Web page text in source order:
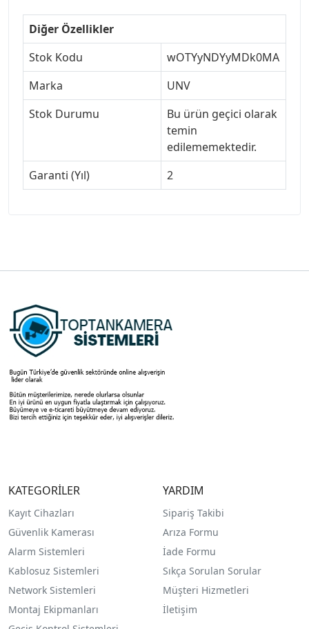
Diğer Özellikler
Stok Kodu
wOTYyNDYyMDk0MA
Marka
UNV
Stok Durumu
Bu ürün geçici olarak
temin
edilememektedir.
Garanti (Yıl)
2
KATEGORİLER
Kayıt Cihazları
Güvenlik Kamerası
Alarm Sistemleri
Kablosuz Sistemleri
Network Sistemleri
Montaj Ekipmanları
YARDIM
Sipariş Takibi
Arıza Formu
İade Formu
Sıkça Sorulan Sorular
Müşteri Hizmetleri
İletişim